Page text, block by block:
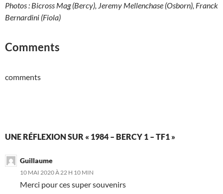
Photos : Bicross Mag (Bercy), Jeremy Mellenchase (Osborn), Franck
Bernardini (Fiola)
Comments
comments
UNE RÉFLEXION SUR « 1984 – BERCY 1 – TF1 »
Guillaume
10 MAI 2020 À 22 H 10 MIN
Merci pour ces super souvenirs